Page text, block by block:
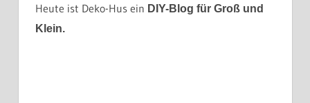
Heute ist Deko-Hus ein DIY-Blog für Groß und
Klein.